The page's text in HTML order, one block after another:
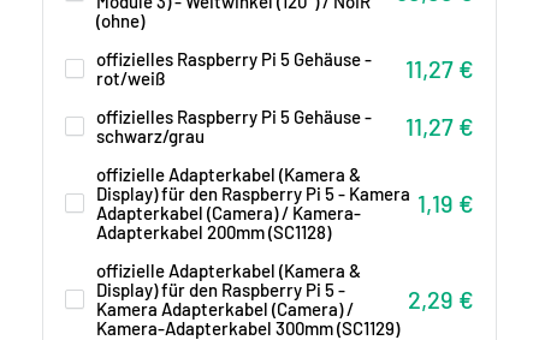
(ohne)
offizielles Raspberry Pi 5 Gehäuse -
rot/weiß
Sonderpreis
11,27 €
offizielles Raspberry Pi 5 Gehäuse -
schwarz/grau
Sonderpreis
11,27 €
offizielle Adapterkabel (Kamera &
Display) für den Raspberry Pi 5 - Kamera
Adapterkabel (Camera) / Kamera-
Adapterkabel 200mm (SC1128)
1,19 €
offizielle Adapterkabel (Kamera &
Display) für den Raspberry Pi 5 -
Kamera Adapterkabel (Camera) /
Kamera-Adapterkabel 300mm (SC1129)
Sonderpreis
2,29 €